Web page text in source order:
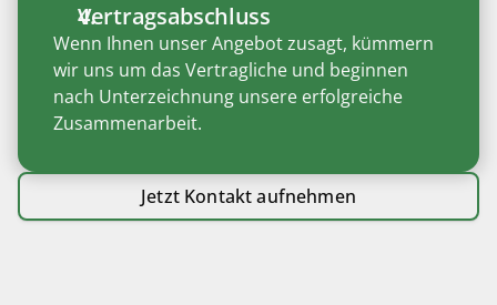
Vertragsabschluss
Wenn Ihnen unser Angebot zusagt, kümmern
wir uns um das Vertragliche und beginnen
nach Unterzeichnung unsere erfolgreiche
Zusammenarbeit.
Jetzt Kontakt aufnehmen